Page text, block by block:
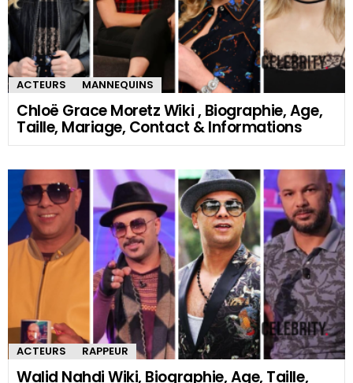
ACTEURS MANNEQUINS
Chloë Grace Moretz Wiki , Biographie, Age,
Taille, Mariage, Contact & Informations
ACTEURS RAPPEUR
Walid Nahdi Wiki, Biographie, Age, Taille,